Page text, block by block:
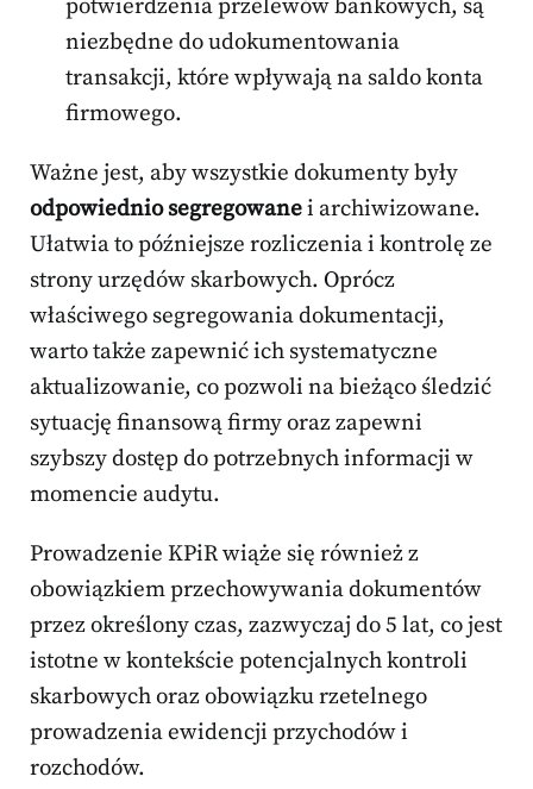
potwierdzenia przelewów bankowych, są
niezbędne do udokumentowania
transakcji, które wpływają na saldo konta
firmowego.
Ważne jest, aby wszystkie dokumenty były
odpowiednio segregowanei archiwizowane.
Ułatwia to późniejsze rozliczenia i kontrolę ze
strony urzędów skarbowych. Oprócz
właściwego segregowania dokumentacji,
warto także zapewnić ich systematyczne
aktualizowanie, co pozwoli na bieżąco śledzić
sytuację finansową firmy oraz zapewni
szybszy dostęp do potrzebnych informacji w
momencie audytu.
Prowadzenie KPiR wiąże się również z
obowiązkiem przechowywania dokumentów
przez określony czas, zazwyczaj do 5 lat, co jest
istotne w kontekście potencjalnych kontroli
skarbowych oraz obowiązku rzetelnego
prowadzenia ewidencji przychodów i
rozchodów.